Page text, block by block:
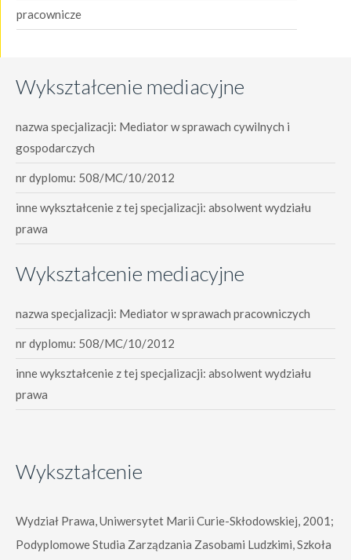
pracownicze
Wykształcenie mediacyjne
nazwa specjalizacji: Mediator w sprawach cywilnych i
gospodarczych
nr dyplomu: 508/MC/10/2012
inne wykształcenie z tej specjalizacji: absolwent wydziału
prawa
Wykształcenie mediacyjne
nazwa specjalizacji: Mediator w sprawach pracowniczych
nr dyplomu: 508/MC/10/2012
inne wykształcenie z tej specjalizacji: absolwent wydziału
prawa
Wykształcenie
Wydział Prawa, Uniwersytet Marii Curie-Skłodowskiej, 2001;
Podyplomowe Studia Zarządzania Zasobami Ludzkimi, Szkoła